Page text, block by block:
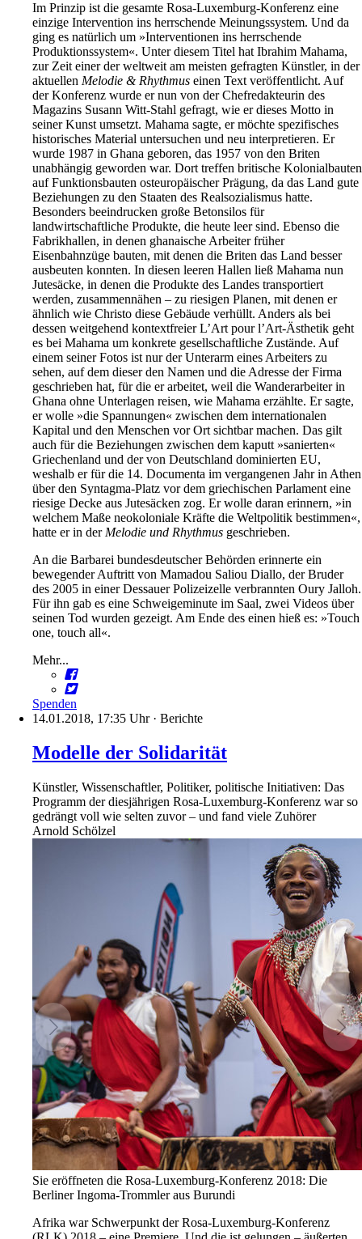
Im Prinzip ist die gesamte Rosa-Luxemburg-Konferenz eine
einzige Intervention ins herrschende Meinungssystem. Und da
ging es natürlich um »Interventionen ins herrschende
Produktionssystem«. Unter diesem Titel hat Ibrahim Mahama,
zur Zeit einer der weltweit am meisten gefragten Künstler, in der
aktuellen Melodie & Rhythmus einen Text veröffentlicht. Auf
der Konferenz wurde er nun von der Chefredakteurin des
Magazins Susann Witt-Stahl gefragt, wie er dieses Motto in
seiner Kunst umsetzt. Mahama sagte, er möchte spezifisches
historisches Material untersuchen und neu interpretieren. Er
wurde 1987 in Ghana geboren, das 1957 von den Briten
unabhängig geworden war. Dort treffen britische Kolonialbauten
auf Funktionsbauten osteuropäischer Prägung, da das Land gute
Beziehungen zu den Staaten des Realsozialismus hatte.
Besonders beeindrucken große Betonsilos für
landwirtschaftliche Produkte, die heute leer sind. Ebenso die
Fabrikhallen, in denen ghanaische Arbeiter früher
Eisenbahnzüge bauten, mit denen die Briten das Land besser
ausbeuten konnten. In diesen leeren Hallen ließ Mahama nun
Jutesäcke, in denen die Produkte des Landes transportiert
werden, zusammennähen – zu riesigen Planen, mit denen er
ähnlich wie Christo diese Gebäude verhüllt. Anders als bei
dessen weitgehend kontextfreier L’Art pour l’Art-Ästhetik geht
es bei Mahama um konkrete gesellschaftliche Zustände. Auf
einem seiner Fotos ist nur der Unterarm eines Arbeiters zu
sehen, auf dem dieser den Namen und die Adresse der Firma
geschrieben hat, für die er arbeitet, weil die Wanderarbeiter in
Ghana ohne Unterlagen reisen, wie Mahama erzählte. Er sagte,
er wolle »die Spannungen« zwischen dem internationalen
Kapital und den Menschen vor Ort sichtbar machen. Das gilt
auch für die Beziehungen zwischen dem kaputt »sanierten«
Griechenland und der von Deutschland dominierten EU,
weshalb er für die 14. Documenta im vergangenen Jahr in Athen
über den Syntagma-Platz vor dem griechischen Parlament eine
riesige Decke aus Jutesäcken zog. Er wolle daran erinnern, »in
welchem Maße neokoloniale Kräfte die Weltpolitik bestimmen«,
hatte er in der Melodie und Rhythmus geschrieben.
An die Barbarei bundesdeutscher Behörden erinnerte ein
bewegender Auftritt von Mamadou Saliou Diallo, der Bruder
des 2005 in einer Dessauer Polizeizelle verbrannten Oury Jalloh.
Für ihn gab es eine Schweigeminute im Saal, zwei Videos über
seinen Tod wurden gezeigt. Am Ende des einen hieß es: »Touch
one, touch all«.
Mehr...
Spenden
14.01.2018, 17:35 Uhr· Berichte
Modelle der Solidarität
Künstler, Wissenschaftler, Politiker, politische Initiativen: Das
Programm der diesjährigen Rosa-Luxemburg-Konferenz war so
gedrängt voll wie selten zuvor – und fand viele Zuhörer
Arnold Schölzel
Sie eröffneten die Rosa-Luxemburg-Konferenz 2018: Die
Berliner Ingoma-Trommler aus Burundi
Afrika war Schwerpunkt der Rosa-Luxemburg-Konferenz